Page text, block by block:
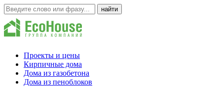
Проекты и цены
Кирпичные дома
Дома из газобетона
Дома из пеноблоков